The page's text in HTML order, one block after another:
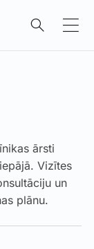
ārsti
Vizītes
un
plānu.